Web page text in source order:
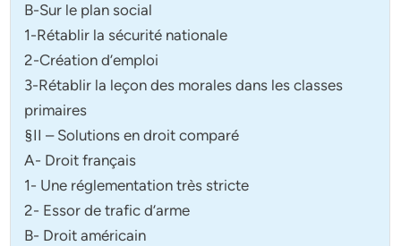
B-Sur le plan social
1-Rétablir la sécurité nationale
2-Création d’emploi
3-Rétablir la leçon des morales dans les classes
primaires
§II – Solutions en droit comparé
A- Droit français
1- Une réglementation très stricte
2- Essor de trafic d’arme
B- Droit américain